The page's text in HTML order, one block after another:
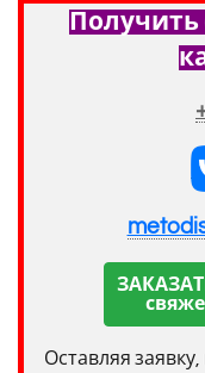
Получить
Оставляя